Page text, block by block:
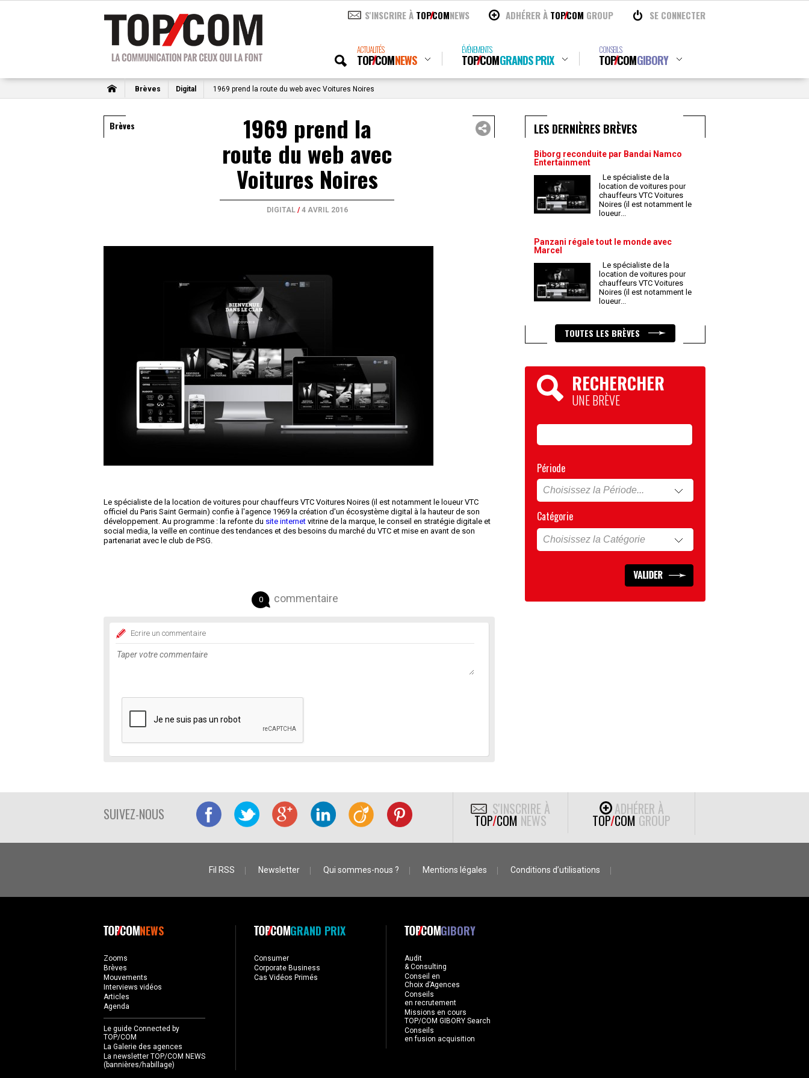
S'INSCRIRE À TOPCOMNEWS ADHÉRER À TOPCOM GROUP SE CONNECTER
ACTUALITÉS
TOPCOMNEWS
ÉVÉNEMENTS
TOPCOMGRANDS PRIX
CONSEILS
TOPCOMGIBORY
Brèves Digital 1969 prend la route du web avec Voitures Noires
Brèves 1969 prend la
route du web avec
Voitures Noires
DIGITAL/4 AVRIL 2016
Le spécialiste de la location de voitures pour chauffeurs VTC Voitures Noires (il est notamment le loueur VTC
officiel du Paris Saint Germain) confie à l'agence 1969 la création d'un écosystème digital à la hauteur de son
développement. Au programme : la refonte du site internet vitrine de la marque, le conseil en stratégie digitale et
social media, la veille en continue des tendances et des besoins du marché du VTC et mise en avant de son
partenariat avec le club de PSG.
0 commentaire
Ecrire un commentaire
LES DERNIÈRES BRÈVES
Biborg reconduite par Bandai Namco
Entertainment
Le spécialiste de la
location de voitures pour
chauffeurs VTC Voitures
Noires (il est notamment le
loueur...
Panzani régale tout le monde avec
Marcel
Le spécialiste de la
location de voitures pour
chauffeurs VTC Voitures
Noires (il est notamment le
loueur...
TOUTES LES BRÈVES
RECHERCHER
UNE BRÈVE
Période
Catégorie
SUIVEZ-NOUS S'INSCRIRE À
TOP/COM NEWS
ADHÉRER À
TOP/COM GROUP
Fil RSS Newsletter Qui sommes-nous ? Mentions légales Conditions d’utilisations
NEWS
Zooms
Brèves
Mouvements
Interviews vidéos
Articles
Agenda
Le guide Connected by
TOP/COM
La Galerie des agences
La newsletter TOP/COM NEWS
(bannières/habillage)
GRAND PRIX
Consumer
Corporate Business
Cas Vidéos Primés
GIBORY
Audit
& Consulting
Conseil en
Choix d’Agences
Conseils
en recrutement
Missions en cours
TOP/COM GIBORY Search
Conseils
en fusion acquisition